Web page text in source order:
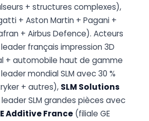
+ structures complexes),
+ Aston Martin + Pagani +
+ Airbus Defence). Acteurs
français impression 3D
+ automobile haut de gamme
mondial SLM avec 30 %
+ autres), SLM Solutions
SLM grandes pièces avec
Additive France (filiale GE